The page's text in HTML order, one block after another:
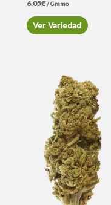
6.05€/ Gramo
Ver Variedad